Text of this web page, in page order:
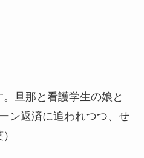
。旦那と看護学生の娘と
ン返済に追われつつ、せ